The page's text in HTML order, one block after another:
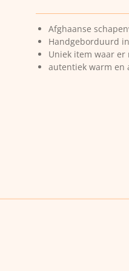
Afghaanse
Handgeborduurd
Uniek item waar er
autentiek warm en